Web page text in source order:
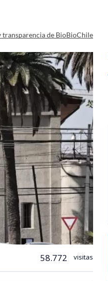
transparencia de BioBioChile
58.772 visitas